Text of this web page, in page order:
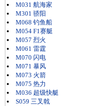
M031 航海家
M301 骄阳
M068 钓鱼船
M054 F1赛艇
M057 烈火
M061 雷霆
M070 闪电
M071 暴风
M073 火箭
M075 热力
M036 超级快艇
S059 三叉戟